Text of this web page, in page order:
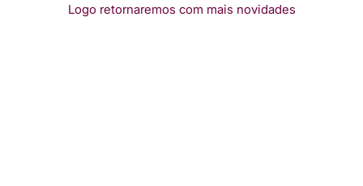
Logo retornaremos com mais novidades